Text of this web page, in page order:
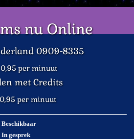
nu Online
0909-8335
per minuut
met Credits
per minuut
Beschikbaar
In gesprek